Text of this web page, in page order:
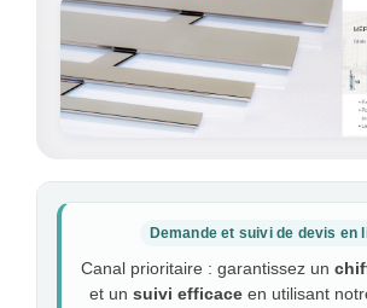
Demande et suivi de devis en
Canal prioritaire : garantissez un
et un suivi efficaceen utilisant